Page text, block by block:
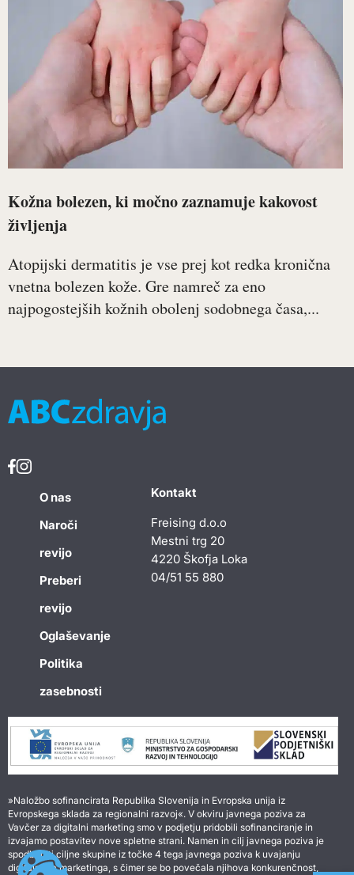
Kožna bolezen, ki močno zaznamuje kakovost
življenja
Atopijski dermatitis je vse prej kot redka kronična
vnetna bolezen kože. Gre namreč za eno
najpogostejših kožnih obolenj sodobnega časa,...
O nas
Naroči
revijo
Preberi
revijo
Oglaševanje
Politika
zasebnosti
Kontakt
Freising d.o.o
Mestni trg 20
4220 Škofja Loka
04/51 55 880
»Naložbo sofinancirata Republika Slovenija in Evropska unija iz
Evropskega sklada za regionalni razvoj«. V okviru javnega poziva za
Vavčer za digitalni marketing smo v podjetju pridobili sofinanciranje in
izvajamo postavitev nove spletne strani. Namen in cilj javnega poziva je
spodbuditi ciljne skupine iz točke 4 tega javnega poziva k uvajanju
digitalnega marketinga, s čimer se bo povečala njihova konkurenčnost,